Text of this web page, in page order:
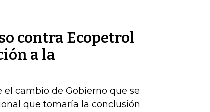
contra Ecopetrol
a la
cambio de Gobierno que se
que tomaría la conclusión